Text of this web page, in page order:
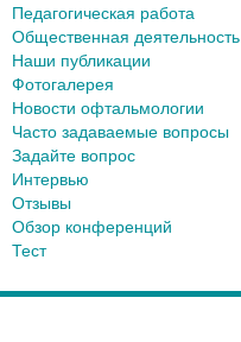
Педагогическая работа
Общественная деятельность
Наши публикации
Фотогалерея
Новости офтальмологии
Часто задаваемые вопросы
Задайте вопрос
Интервью
Отзывы
Обзор конференций
Тест